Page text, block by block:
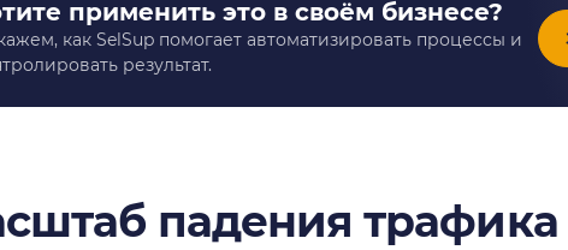
применить это в своём бизнесе?
как SelSup помогает автоматизировать процессы и
результат.
падения